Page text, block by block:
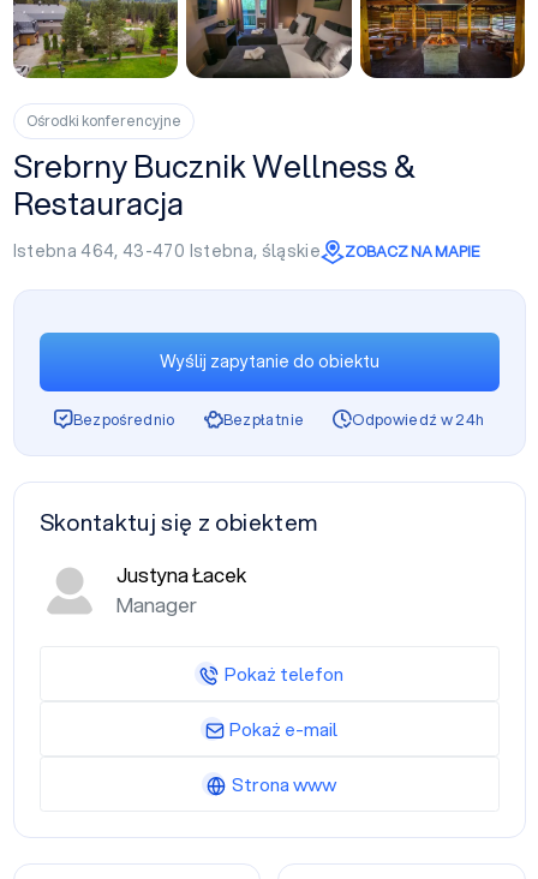
Ośrodki konferencyjne
Srebrny Bucznik Wellness &
Restauracja
Istebna 464, 43-470 Istebna, śląskie ZOBACZ NA MAPIE
Wyślij zapytanie do obiektu
Bezpośrednio Bezpłatnie Odpowiedź w 24h
Skontaktuj się z obiektem
Justyna Łacek
Manager
Pokaż telefon
Pokaż e-mail
Strona www